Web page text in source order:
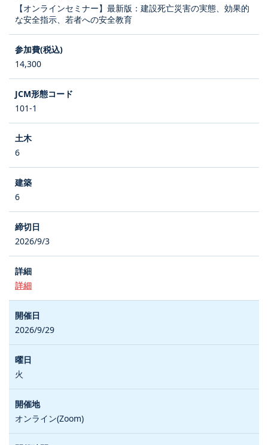
【オンラインセミナー】最新版：建設死亡災害の実態、効果的
な安全指示、若者への安全教育
14,300
101-1
6
6
2026/9/3
詳細
2026/9/29
火
オンライン(Zoom)